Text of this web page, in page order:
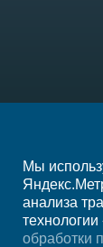
Мы
анализа
обработки